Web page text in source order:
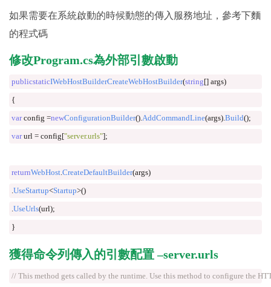
如果需要在系統啟動的時候動態的傳入服務地址，參考下麵
的程式碼
修改Program.cs為外部引數啟動
publicstaticIWebHostBuilderCreateWebHostBuilder(string[] args)
{
var config =newConfigurationBuilder(). AddCommandLine(args). Build();
var url = config["server.urls"];
returnWebHost CreateDefaultBuilder(args)
UseStartup<Startup>()
UseUrls(url);
}
獲得命令列傳入的引數配置 –server.urls
// This method gets called by the runtime. Use this method to configure the